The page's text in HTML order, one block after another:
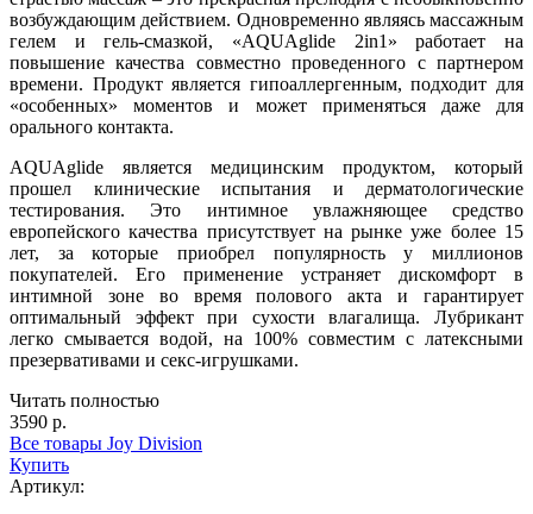
возбуждающим действием. Одновременно являясь массажным
гелем и гель-смазкой, «AQUAglide 2in1» работает на
повышение качества совместно проведенного с партнером
времени. Продукт является гипоаллергенным, подходит для
«особенных» моментов и может применяться даже для
орального контакта.
AQUAglide является медицинским продуктом, который
прошел клинические испытания и дерматологические
тестирования. Это интимное увлажняющее средство
европейского качества присутствует на рынке уже более 15
лет, за которые приобрел популярность у миллионов
покупателей. Его применение устраняет дискомфорт в
интимной зоне во время полового акта и гарантирует
оптимальный эффект при сухости влагалища. Лубрикант
легко смывается водой, на 100% совместим с латексными
презервативами и секс-игрушками.
Читать полностью
3590 р.
Все товары Joy Division
Купить
Артикул: